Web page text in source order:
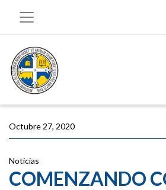
Octubre 27, 2020
Noticias
COMENZANDO